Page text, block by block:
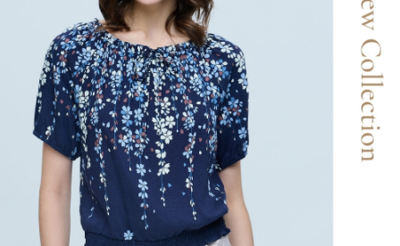
2.基於同意付款使用「大哥付你分期」之契約關係目的，商店將以您的個人
資料（包含姓名、電話或地址）提供予台灣大哥大進項蒐集、處理及利用，
由本公司與您本人進行分期帳單所需資料之確認、核對及更正。
3.完整用戶服務條款，請詳閱以下連結：https://oppay.tw/userRule
※ 交易是否成功請以「AFTEE先享後付 」之結帳頁面顯示為準，若有關於
是否繳費成功／繳費後需取消欲退款等相關疑問，請聯繫「AFTEE先享後付
客戶支援中心」https://netprotections.freshdesk.com/support/home
【注意事項】
１．透過由恩沛科技股份有限公司提供之「AFTEE先享後付」服務完成之交
易，需依本服務之必要範圍內提供個人資料，並將交易相關給付款項請求債
權轉讓予恩沛科技股份有限公司。
２．關於個人資料處理事宜，請瀏覽以下網址：
https://aftee.tw/terms/#terms3
３．未成年的使用者請事先徵得法定代理人或監護人之同意方可使用
「AFTEE先享後付」，若未經同意申辦者引起之損失，本公司不負相關責
４．使用「AFTEE先享後付」時，將依據個別帳號之用戶狀況，依本公司即
時審查核予不同之上限額度；若仍有額度不足之情形，本公司將視審查結果
每筆NT$120，滿NT$2,500(含以上)免運費
7-11取貨付款
每筆NT$120，滿NT$2,500(含以上)免運費
付款後7-11取貨
每筆NT$120，滿NT$2,500(含以上)免運費
每筆NT$120，滿NT$2,500(含以上)免運費
宅配離島
每筆NT$120，滿NT$2,500(含以上)免運費